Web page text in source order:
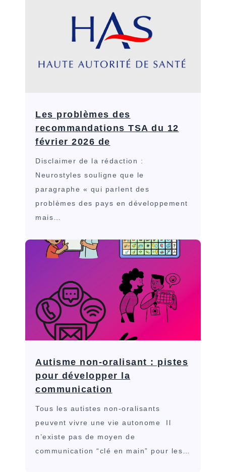
Les problèmes des
recommandations TSA du 12
février 2026 de
Disclaimer de la rédaction :
Neurostyles souligne que le
paragraphe « qui parlent des
problèmes des pays en développement
mais…
Autisme non-oralisant : pistes
pour développer la
communication
Tous les autistes non-oralisants
peuvent vivre une vie autonome Il
n’existe pas de moyen de
communication “clé en main” pour les…